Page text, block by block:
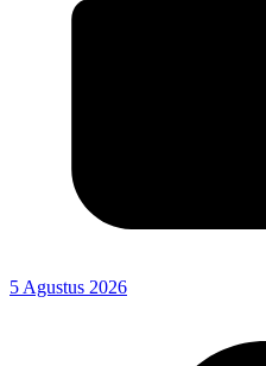
5 Agustus 2026